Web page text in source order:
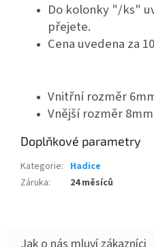
Do kolonky "/ks"
přejete.
Cena uvedena za
Vnitřní rozměr
Vnější rozměr 8mm
Doplňkové parametry
Kategorie: Hadice
Záruka: 24 měsíců